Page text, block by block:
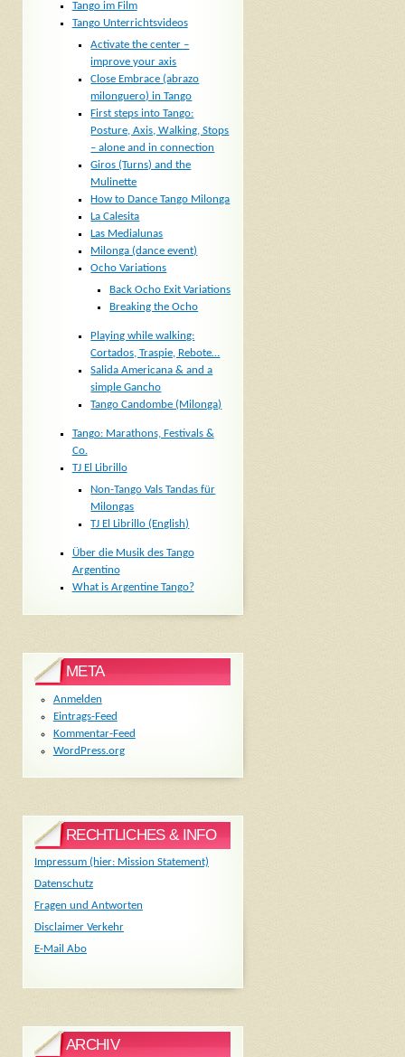
Tango im Film
Tango Unterrichtsvideos
Activate the center –
improve your axis
Close Embrace (abrazo
milonguero) in Tango
First steps into Tango:
Posture, Axis, Walking, Stops
– alone and in connection
Giros (Turns) and the
Mulinette
How to Dance Tango Milonga
La Calesita
Las Medialunas
Milonga (dance event)
Ocho Variations
Back Ocho Exit Variations
Breaking the Ocho
Playing while walking:
Cortados, Traspie, Rebote…
Salida Americana & and a
simple Gancho
Tango Candombe (Milonga)
Tango: Marathons, Festivals &
Co.
TJ El Librillo
Non-Tango Vals Tandas für
Milongas
TJ El Librillo (English)
Über die Musik des Tango
Argentino
What is Argentine Tango?
META
Anmelden
Eintrags-Feed
Kommentar-Feed
WordPress.org
RECHTLICHES & INFO
Impressum (hier: Mission Statement)
Datenschutz
Fragen und Antworten
Disclaimer Verkehr
E-Mail Abo
ARCHIV